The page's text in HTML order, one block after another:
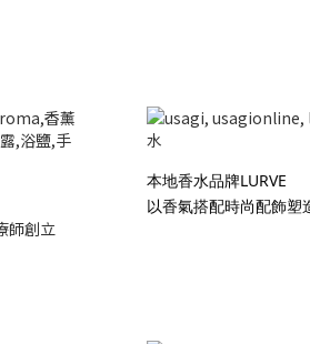
師創立
本地香水品牌LURVE
以香氣搭配時尚配飾塑